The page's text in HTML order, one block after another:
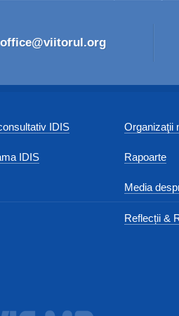
office@viitorul.org
IDIS
IDIS
Organizaţii
Rapoarte
Media
Reflecții &